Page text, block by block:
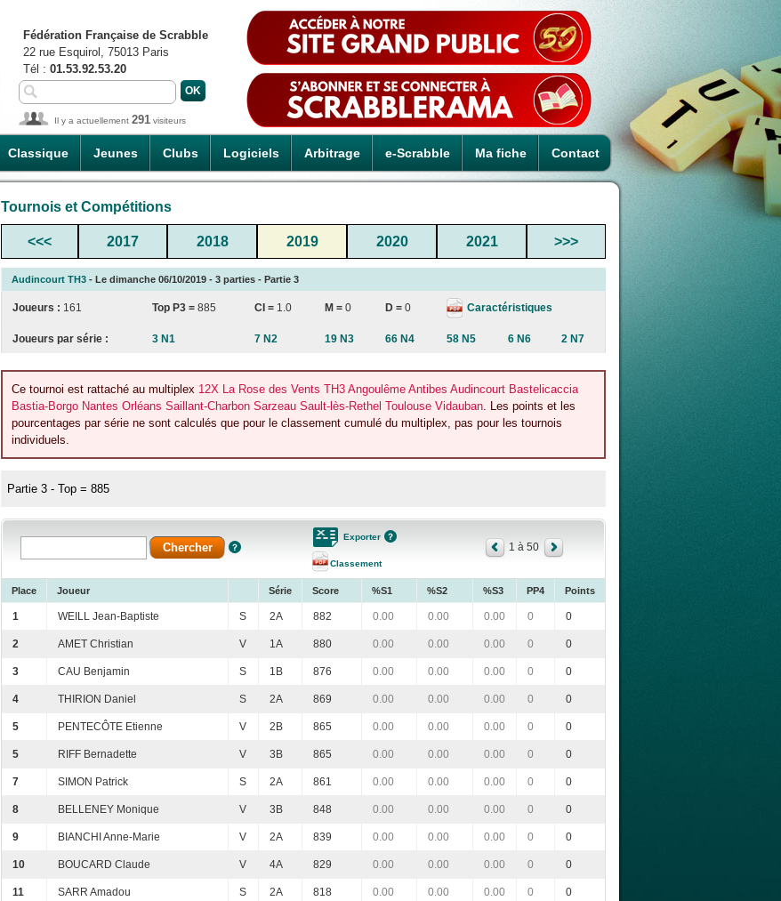
Classique Jeunes Clubs Logiciels Arbitrage e-Scrabble Ma fiche Contact
Fédération Française de Scrabble
22 rue Esquirol, 75013 Paris
Tél : 01.53.92.53.20
Il y a actuellement 291 visiteurs
Tournois et Compétitions
<<< 2017 2018 2019 2020 2021 >>>
Audincourt TH3 - Le dimanche 06/10/2019 - 3 parties - Partie 3
Joueurs : 161 Top P3 = 885 CI = 1.0 M = 0 D = 0 Caractéristiques
Joueurs par série : 3 N1 7 N2 19 N3 66 N4 58 N5 6 N6 2 N7
Ce tournoi est rattaché au multiplex 12X La Rose des Vents TH3 Angoulême Antibes Audincourt Bastelicaccia
Bastia-Borgo Nantes Orléans Saillant-Charbon Sarzeau Sault-lès-Rethel Toulouse Vidauban. Les points et les
pourcentages par série ne sont calculés que pour le classement cumulé du multiplex, pas pour les tournois
individuels.
Partie 3 - Top = 885
Exporter
Classement
1 à 50
Place Joueur Série Score %S1 %S2 %S3 PP4 Points
1 WEILL Jean-Baptiste S 2A 882 0.00 0.00 0.00 0 0
2 AMET Christian V 1A 880 0.00 0.00 0.00 0 0
3 CAU Benjamin S 1B 876 0.00 0.00 0.00 0 0
4 THIRION Daniel S 2A 869 0.00 0.00 0.00 0 0
5 PENTECÔTE Etienne V 2B 865 0.00 0.00 0.00 0 0
5 RIFF Bernadette V 3B 865 0.00 0.00 0.00 0 0
7 SIMON Patrick S 2A 861 0.00 0.00 0.00 0 0
8 BELLENEY Monique V 3B 848 0.00 0.00 0.00 0 0
9 BIANCHI Anne-Marie V 2A 839 0.00 0.00 0.00 0 0
10 BOUCARD Claude V 4A 829 0.00 0.00 0.00 0 0
11 SARR Amadou S 2A 818 0.00 0.00 0.00 0 0